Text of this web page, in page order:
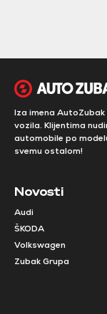
Iza imena
vozila. Klijentima
automobile po
svemu ostalom!
Novosti
Audi
ŠKODA
Volkswagen
Zubak Grupa